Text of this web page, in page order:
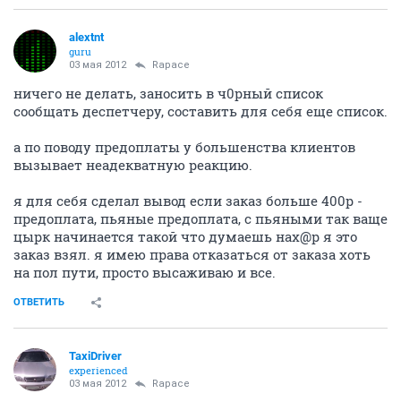
alextnt
guru
03 мая 2012 Rapace
ничего не делать, заносить в ч0рный список
сообщать деспетчеру, составить для себя еще список.
а по поводу предоплаты у большенства клиентов
вызывает неадекватную реакцию.
я для себя сделал вывод если заказ больше 400р -
предоплата, пьяные предоплата, с пьяными так ваще
цырк начинается такой что думаешь нах@р я это
заказ взял. я имею права отказаться от заказа хоть
на пол пути, просто высаживаю и все.
ОТВЕТИТЬ
TaxiDriver
experienced
03 мая 2012 Rapace